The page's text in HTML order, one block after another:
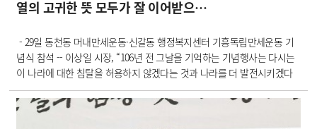
열의 고귀한 뜻 모두가 잘 이어받으…
- 29일 동천동 머내만세운동·신갈동 행정복지센터 기흥독립만세운동 기
념식 참석 -- 이상일 시장, “106년 전 그날을 기억하는 기념행사는 다시는
이 나라에 대한 침탈을 허용하지 않겠다는 것과 나라를 더 발전시키겠다
는 것을 다짐하기 위한 것”-- “선열의 정신을 가슴 깊이 새기고 굳건한 심
지로 훌륭한 나라 만드는 데 힘써야…이런 마음이 모이면 나…